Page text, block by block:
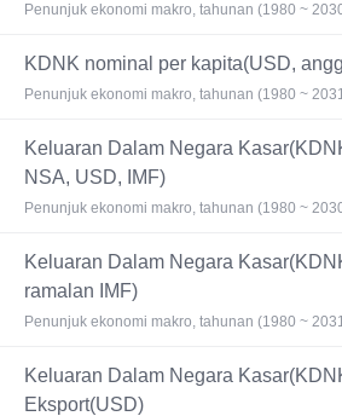
Penunjuk ekonomi makro, tahunan (1980 ~
KDNK nominal per kapita(USD,
Penunjuk ekonomi makro, tahunan (1980 ~
Keluaran Dalam Negara
NSA, USD, IMF)
Penunjuk ekonomi makro, tahunan (1980 ~
Keluaran Dalam Negara
ramalan IMF)
Penunjuk ekonomi makro, tahunan (1980 ~
Keluaran Dalam Negara
Eksport(USD)